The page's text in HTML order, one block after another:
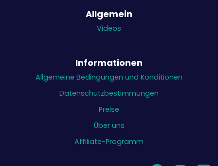
Allgemein
Videos
Informationen
Allgemeine Bedingungen und Konditionen
Datenschutzbestimmungen
Preise
Über uns
Affiliate-Programm